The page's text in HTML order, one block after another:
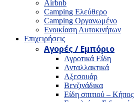
Airbnb
Camping Ελεύθερο
Camping Οργανωμένο
Ενοικίαση Αυτοκινήτων
Επιχειρήσεις
Αγορές / Εμπόριο
Αγροτικά Είδη
Ανταλλακτικά
Αξεσουάρ
Βενζινάδικα
Είδη σπιτιού – Κήπος